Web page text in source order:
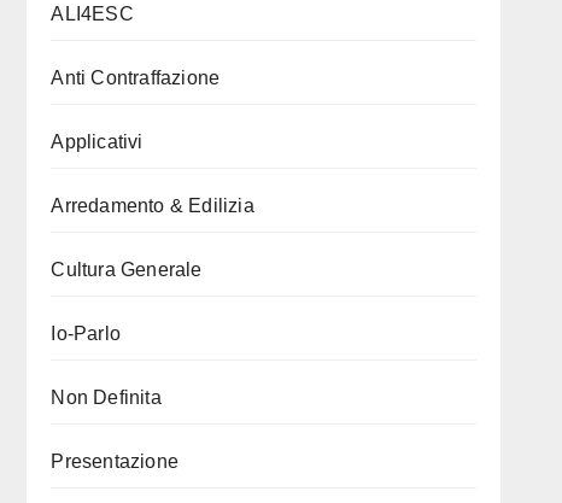
ALI4ESC
Anti Contraffazione
Applicativi
Arredamento & Edilizia
Cultura Generale
Io-Parlo
Non Definita
Presentazione